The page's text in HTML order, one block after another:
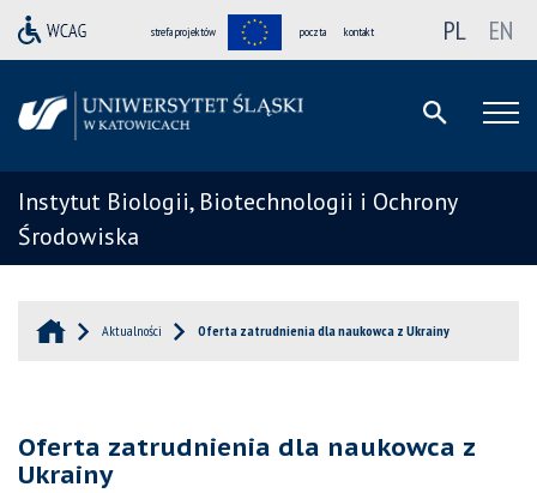
strefa projektów poczta kontakt PL EN
Instytut Biologii, Biotechnologii i Ochrony
Środowiska
Aktualności Oferta zatrudnienia dla naukowca z Ukrainy
Oferta zatrudnienia dla naukowca z
Ukrainy